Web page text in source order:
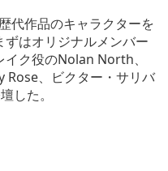
代作品のキャラクターを
はオリジナルメンバー
ク役のNolan North、
Rose、ビクター・サリバ
した。